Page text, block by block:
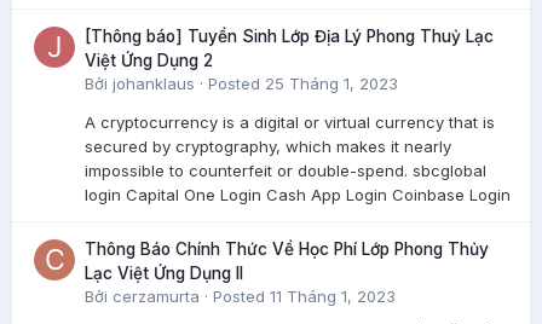
[Thông báo] Tuyển Sinh Lớp Địa Lý Phong Thuỷ Lạc
Việt Ứng Dụng 2
Bởi johanklaus · Posted 25 Tháng 1, 2023
A cryptocurrency is a digital or virtual currency that is
secured by cryptography, which makes it nearly
impossible to counterfeit or double-spend. sbcglobal
login Capital One Login Cash App Login Coinbase Login
Thông Báo Chính Thức Về Học Phí Lớp Phong Thủy
Lạc Việt Ứng Dụng II
Bởi cerzamurta · Posted 11 Tháng 1, 2023